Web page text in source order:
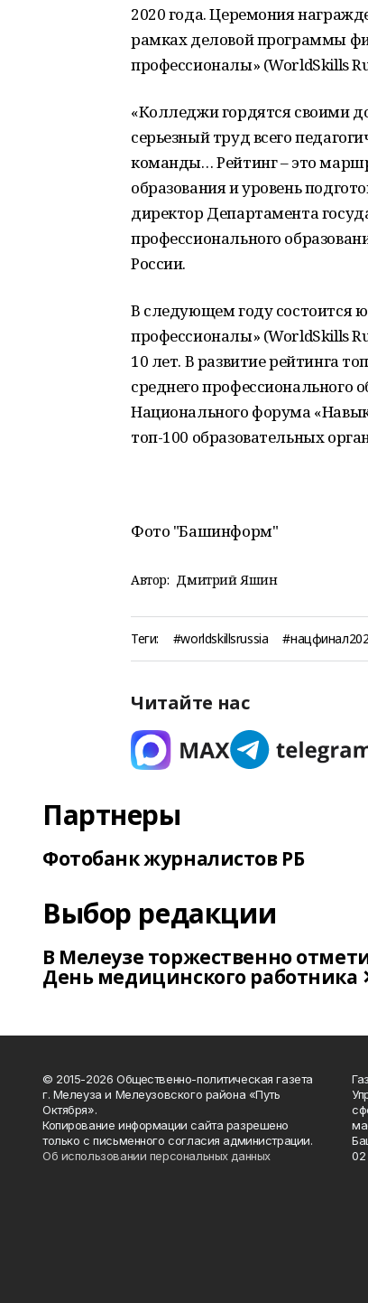
2020 года. Церемония
рамках деловой программы
профессионалы» (WorldSkills
«Колледжи гордятся своими
серьезный труд всего
команды… Рейтинг – это
образования и уровень
директор Департамента
профессионального
России.
В следующем году
профессионалы» (WorldSkills
10 лет. В развитие рейтинга
среднего профессионального
Национального форума
топ-100 образовательных
Фото "Башинформ"
Автор: Дмитрий Яшин
Теги: #worldskillsrussia
Читайте нас
Партнеры
Фотобанк журналистов РБ
Выбор редакции
В Мелеузе торжественно
День медицинского работника
© 2015-2026 Общественно-политическая газета
г. Мелеуза и Мелеузовского района «Путь
Октября».
Копирование информации сайта разрешено
только с письменного согласия администрации.
Об использовании персональных данных
02